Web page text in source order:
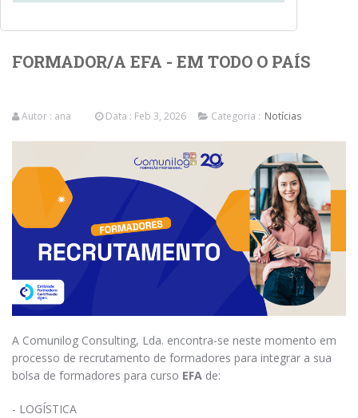
FORMADOR/A EFA - EM TODO O PAÍS
Autor : ana Data : Feb 3, 2026 Categoria : Notícias
A Comunilog Consulting, Lda. encontra-se neste momento em
processo de recrutamento de formadores para integrar a sua
bolsa de formadores para curso EFA de:
- LOGÍSTICA